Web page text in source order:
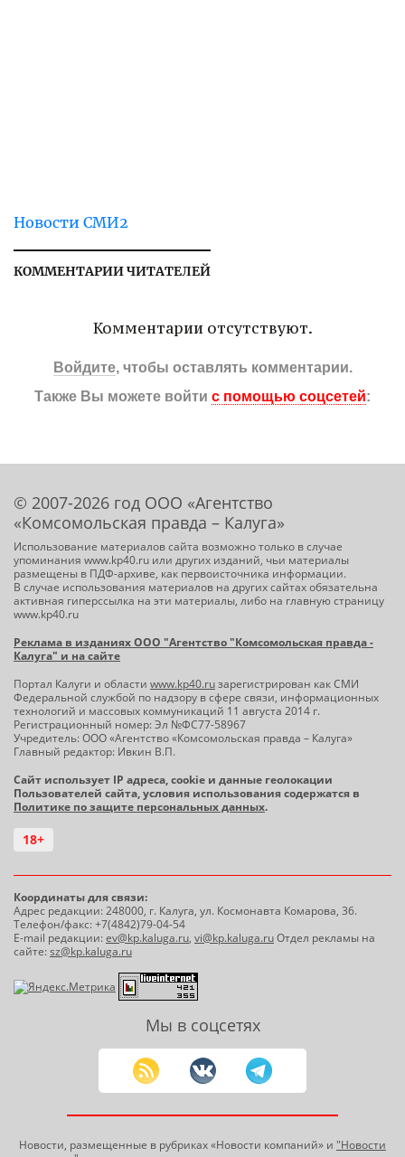
Новости СМИ2
КОММЕНТАРИИ ЧИТАТЕЛЕЙ
Комментарии отсутствуют.
Войдите, чтобы оставлять комментарии.
Также Вы можете войти с помощью соцсетей:
© 2007-2026 год ООО «Агентство
«Комсомольская правда – Калуга»
Использование материалов сайта возможно только в случае
упоминания www.kp40.ru или других изданий, чьи материалы
размещены в ПДФ-архиве, как первоисточника информации.
В случае использования материалов на других сайтах обязательна
активная гиперссылка на эти материалы, либо на главную страницу
www.kp40.ru
Реклама в изданиях ООО "Агентство "Комсомольская правда -
Калуга" и на сайте
Портал Калуги и области www.kp40.ruзарегистрирован как СМИ
Федеральной службой по надзору в сфере связи, информационных
технологий и массовых коммуникаций 11 августа 2014 г.
Регистрационный номер: Эл №ФС77-58967
Учредитель: ООО «Агентство «Комсомольская правда – Калуга»
Главный редактор: Ивкин В.П.
Сайт использует IP адреса, cookie и данные геолокации
Пользователей сайта, условия использования содержатся в
Политике по защите персональных данных.
18+
Координаты для связи:
Адрес редакции: 248000, г. Калуга, ул. Космонавта Комарова, 36.
Телефон/факс: +7(4842)79-04-54
E-mail редакции:ev@kp.kaluga.ru, vi@kp.kaluga.ruОтдел рекламы на
сайте:sz@kp.kaluga.ru
Мы в соцсетях
Новости, размещенные в рубриках «Новости компаний» и "Новости